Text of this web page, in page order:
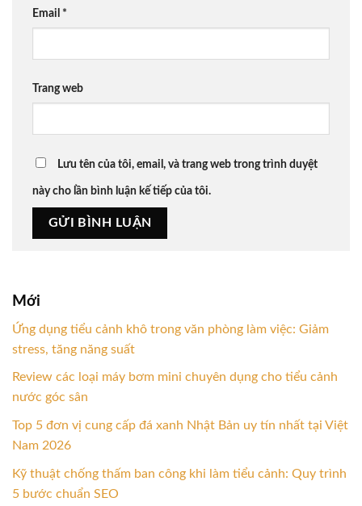
Email *
Trang web
Lưu tên của tôi, email, và trang web trong trình duyệt
này cho lần bình luận kế tiếp của tôi.
Mới
Ứng dụng tiểu cảnh khô trong văn phòng làm việc: Giảm
stress, tăng năng suất
Review các loại máy bơm mini chuyên dụng cho tiểu cảnh
nước góc sân
Top 5 đơn vị cung cấp đá xanh Nhật Bản uy tín nhất tại Việt
Nam 2026
Kỹ thuật chống thấm ban công khi làm tiểu cảnh: Quy trình
5 bước chuẩn SEO